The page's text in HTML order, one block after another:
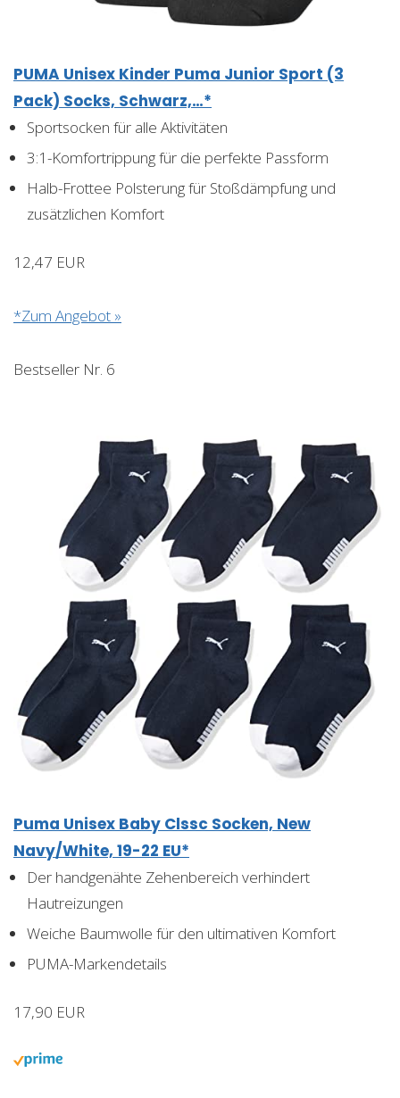
PUMA Unisex Kinder Puma Junior Sport (3
Pack) Socks, Schwarz,…*
Sportsocken für alle Aktivitäten
3:1-Komfortrippung für die perfekte Passform
Halb-Frottee Polsterung für Stoßdämpfung und
zusätzlichen Komfort
12,47 EUR
*Zum Angebot »
Bestseller Nr. 6
Puma Unisex Baby Clssc Socken, New
Navy/White, 19-22 EU*
Der handgenähte Zehenbereich verhindert
Hautreizungen
Weiche Baumwolle für den ultimativen Komfort
PUMA-Markendetails
17,90 EUR